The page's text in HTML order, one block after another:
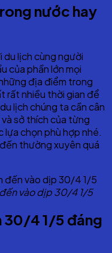
nước hay
du lịch cùng người
của phần lớn mọi
địa điểm trong
rất nhiều thời gian để
lịch chúng ta cần cân
sở thích của từng
chọn phù hợp nhé.
thường xuyên quá
vào dịp 30/4 1/5
30/4 1/5 đáng